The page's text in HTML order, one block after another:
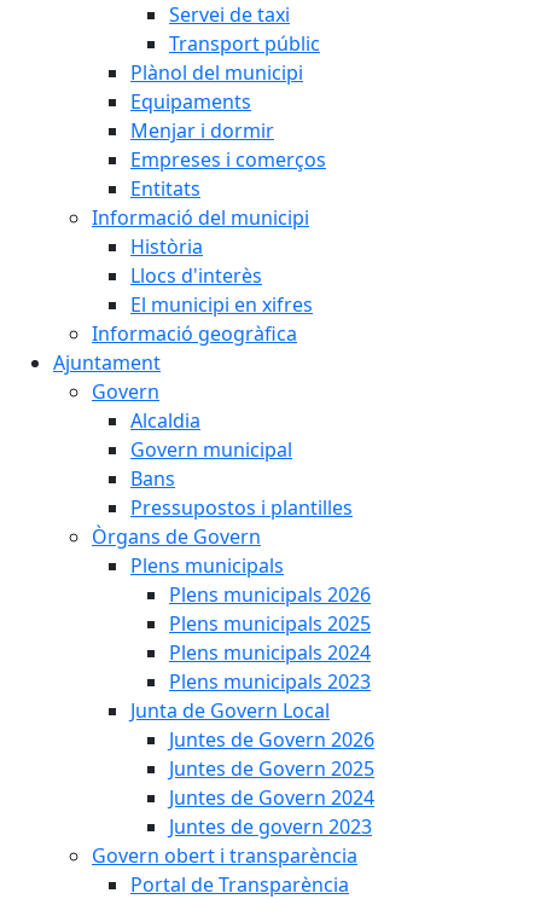
Servei de taxi
Transport públic
Plànol del municipi
Equipaments
Menjar i dormir
Empreses i comerços
Entitats
Informació del municipi
Història
Llocs d'interès
El municipi en xifres
Informació geogràfica
Ajuntament
Govern
Alcaldia
Govern municipal
Bans
Pressupostos i plantilles
Òrgans de Govern
Plens municipals
Plens municipals 2026
Plens municipals 2025
Plens municipals 2024
Plens municipals 2023
Junta de Govern Local
Juntes de Govern 2026
Juntes de Govern 2025
Juntes de Govern 2024
Juntes de govern 2023
Govern obert i transparència
Portal de Transparència